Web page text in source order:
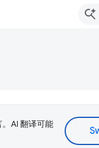
AI 翻译可能